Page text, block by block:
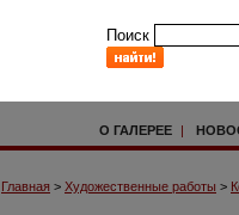
Поиск
О ГАЛЕРЕЕ |
Главная > Художественные работы >